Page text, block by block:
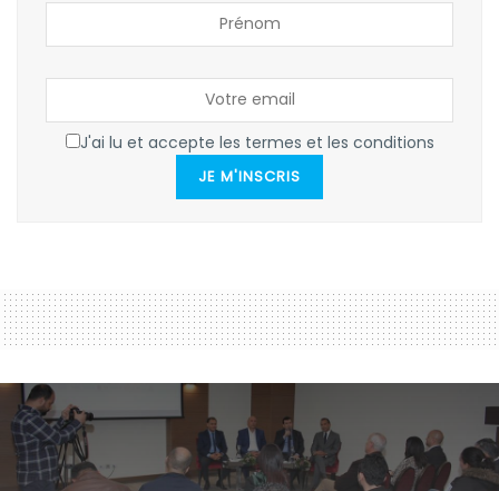
J'ai lu et accepte les termes et les conditions
JE M'INSCRIS